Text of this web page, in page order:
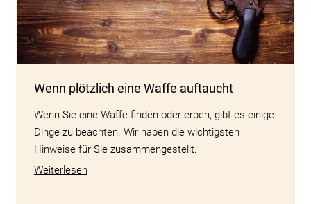
Wenn plötzlich eine Waffe auftaucht
Wenn Sie eine Waffe finden oder erben, gibt es einige
Dinge zu beachten. Wir haben die wichtigsten
Hinweise für Sie zusammengestellt.
Weiterlesen